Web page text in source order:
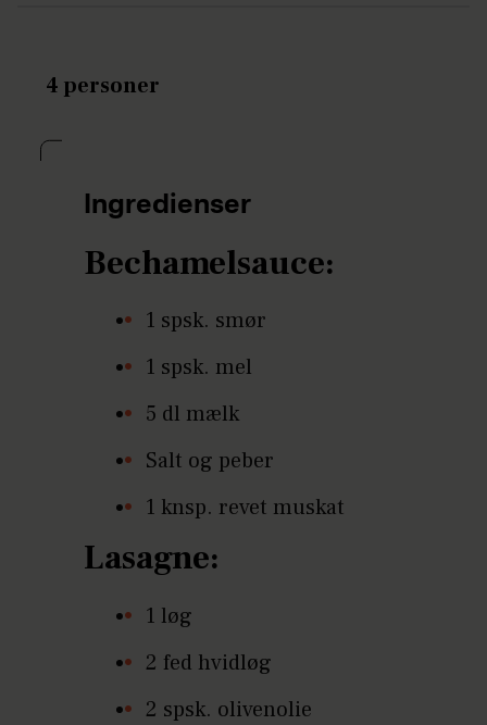
4 personer
Ingredienser
Bechamelsauce:
1 spsk. smør
1 spsk. mel
5 dl mælk
Salt og peber
1 knsp. revet muskat
Lasagne:
1 løg
2 fed hvidløg
2 spsk. olivenolie